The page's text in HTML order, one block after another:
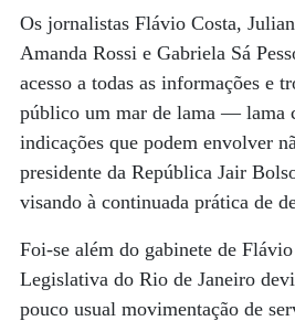
Os jornalistas Flávio Costa,
Amanda Rossi e Gabriela Sá
acesso a todas as informações e
público um mar de lama — lama
indicações que podem envolver
presidente da República Jair
visando à continuada prática de
Foi-se além do gabinete de
Legislativa do Rio de Janeiro
pouco usual movimentação de